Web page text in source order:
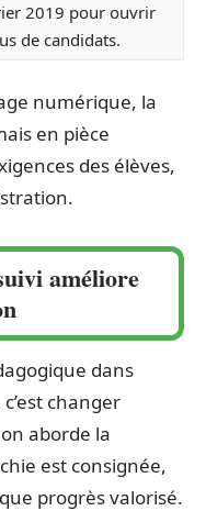
2019 pour ouvrir
de candidats.
numérique, la
en pièce
des élèves,
améliore
dans
changer
aborde la
est consignée,
progrès valorisé.